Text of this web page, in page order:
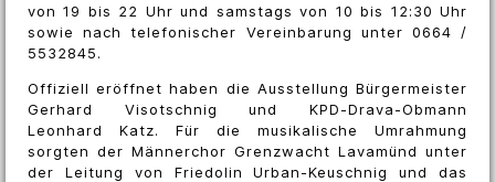
von 19 bis 22 Uhr und samstags von 10 bis 12:30 Uhr
sowie nach telefonischer Vereinbarung unter 0664 /
5532845.
Offiziell eröffnet haben die Ausstellung Bürgermeister
Gerhard Visotschnig und KPD-Drava-Obmann
Leonhard Katz. Für die musikalische Umrahmung
sorgten der Männerchor Grenzwacht Lavamünd unter
der Leitung von Friedolin Urban-Keuschnig und das